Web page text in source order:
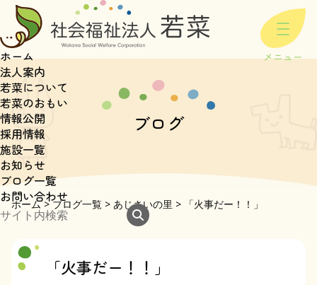
ホーム
法人案内
若菜について
若菜のおもい
情報公開
採用情報
施設一覧
お知らせ
ブログ一覧
お問い合わせ
ブログ
ホーム>ブログ一覧 > あじさいの里 > 「火事だー！！」
「火事だー！！」